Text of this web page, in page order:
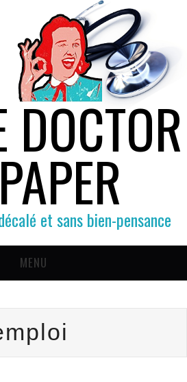
DOCTOR
PAPER
et sans bien-pensance
MENU